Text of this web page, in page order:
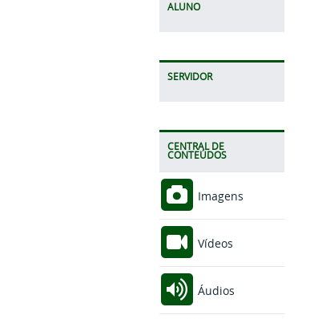
ALUNO
SERVIDOR
CENTRAL DE
CONTEÚDOS
Imagens
Vídeos
Áudios